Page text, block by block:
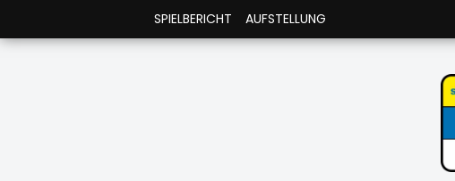
SPIELBERICHT AUFSTELLUNG